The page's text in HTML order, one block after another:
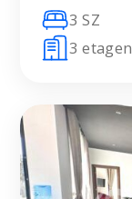
3 SZ
3 etagen